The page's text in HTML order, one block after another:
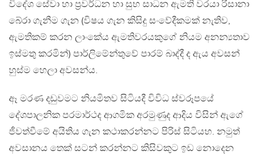
විදේශ සේවා හා ප්‍රවර්ධන හා සුභ සාධන ඇමති වරයා රිසානා
බේරා ගැනීම ගැන (විෂය ගැන කිසිදු සංවේදීකමක් නැතිව,
ඇමතිකම් කරන ලාංකේය ඇමතිවරයකුගේ නියම අනන්‍යතාව
ඉස්මතු කරමින්) පාර්ලිමේන්තුවේ පාරම් බාද්දී ද ඇය අවසන්
හුස්ම හෙලා අවසන්ය.
ඈ මරණ දඩුවමට නියමිතව සිටියදී විවිධ ස්වරූපයේ
දේශපාලනික පරමාර්ථද ආගමික අරමුණුද ආදිය විසින් ඇගේ
ජීවත්වීමේ අයිතිය ගැන කථාකරන්නට පිරිස් සිටියහ. නමුත්
අවසානය තෙක් සටන් කරන්නට කිසිවකුට ඉඩ නොදෙන